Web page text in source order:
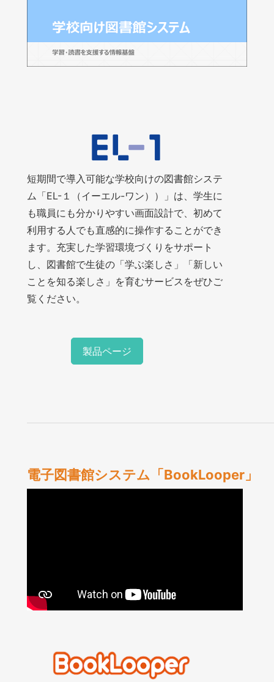
短期間で導入可能な学校向けの図書館システ
ム「EL-１（イーエル-ワン））」は、学生に
も職員にも分かりやすい画面設計で、初めて
利用する人でも直感的に操作することができ
ます。充実した学習環境づくりをサポート
し、図書館で生徒の「学ぶ楽しさ」「新しい
ことを知る楽しさ」を育むサービスをぜひご
覧ください。
製品ページ
電子図書館システム「BookLooper」